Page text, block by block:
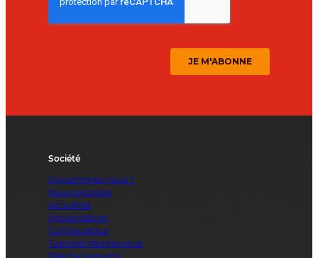
Société
Qui sommes-nous ?
Nous rejoindre
Actualités
Implantations
Configurateur
Tutoriels Maintenance